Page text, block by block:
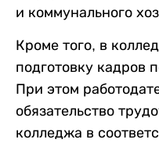
и коммунального
Кроме того, в
подготовку кадров
При этом
обязательство
колледжа в